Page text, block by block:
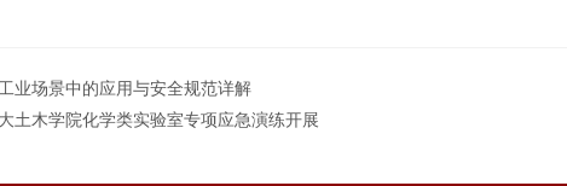
业场景中的应用与安全规范详解
土木学院化学类实验室专项应急演练开展